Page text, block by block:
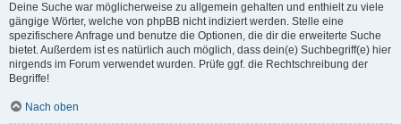
Deine Suche war möglicherweise zu allgemein gehalten und enthielt zu viele
gängige Wörter, welche von phpBB nicht indiziert werden. Stelle eine
spezifischere Anfrage und benutze die Optionen, die dir die erweiterte Suche
bietet. Außerdem ist es natürlich auch möglich, dass dein(e) Suchbegriff(e) hier
nirgends im Forum verwendet wurden. Prüfe ggf. die Rechtschreibung der
Begriffe!
Nach oben